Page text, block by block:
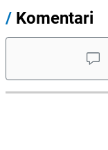
/ Komentari